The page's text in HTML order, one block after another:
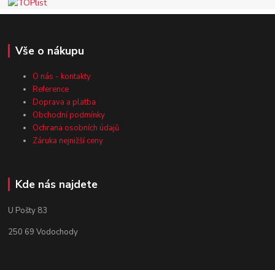
Vše o nákupu
O nás - kontakty
Reference
Doprava a platba
Obchodní podmínky
Ochrana osobních údajů
Záruka nejnižší ceny
Kde nás najdete
U Pošty 83
250 69 Vodochody